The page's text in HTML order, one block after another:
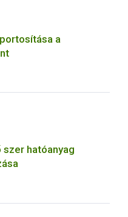
a
hatóanyag